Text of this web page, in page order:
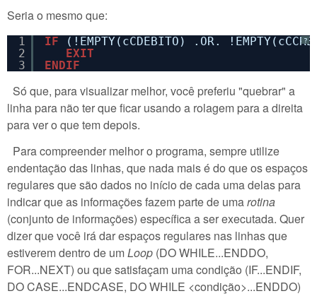
Seria o mesmo que:
?
1
2
3
IF
(!EMPTY(cCDEBITO) .OR.
EXIT
ENDIF
Só que, para visualizar melhor, você preferiu "quebrar" a
linha para não ter que ficar usando a rolagem para a direita
para ver o que tem depois.
Para compreender melhor o programa, sempre utilize
endentação das linhas, que nada mais é do que os espaços
regulares que são dados no início de cada uma delas para
indicar que as informações fazem parte de umarotina
(conjunto de informações) específica a ser executada. Quer
dizer que você irá dar espaços regulares nas linhas que
estiverem dentro de umLoop (DO WHILE...ENDDO,
FOR...NEXT) ou que satisfaçam uma condição (IF...ENDIF,
DO CASE...ENDCASE, DO WHILE <condição>...ENDDO)